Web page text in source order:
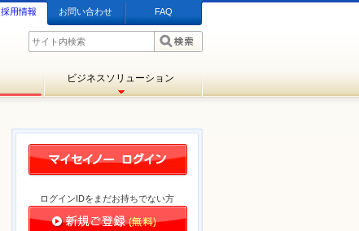
採用情報 お問い合わせ FAQ
ビジネスソリューション
ログインIDをまだお持ちでない方